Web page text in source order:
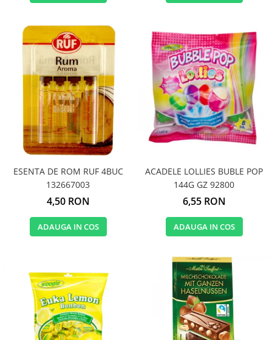
ESENTA DE ROM RUF 4BUC
132667003
4,50 RON
ADAUGA IN COS
ACADELE LOLLIES BUBLE POP
144G GZ 92800
6,55 RON
ADAUGA IN COS